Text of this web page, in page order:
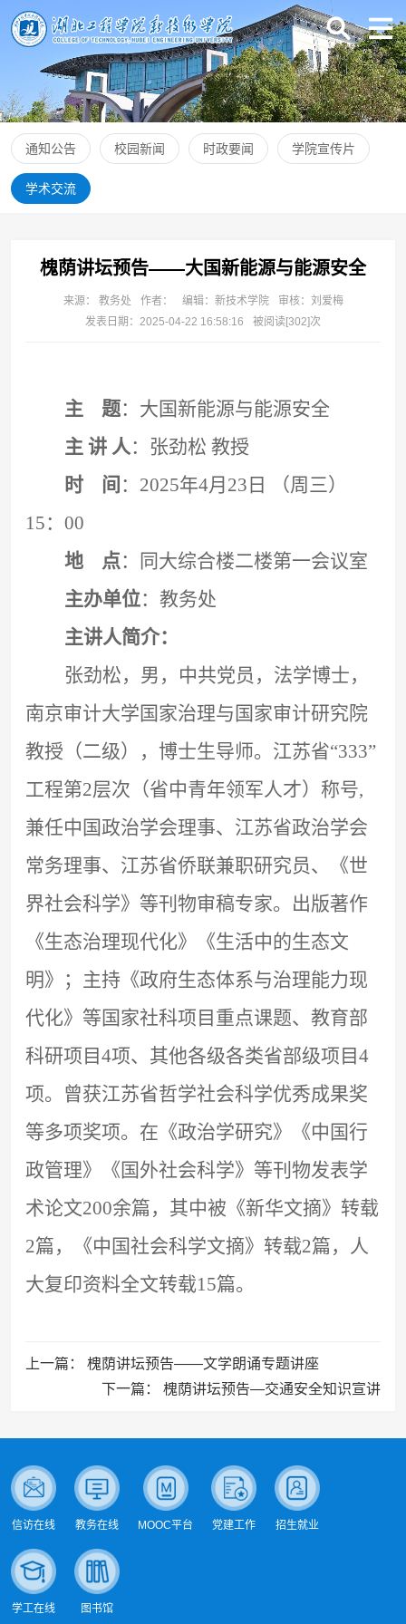
通知公告 校园新闻 时政要闻 学院宣传片
学术交流
槐荫讲坛预告——大国新能源与能源安全
来源： 教务处 作者： 编辑：新技术学院
审核：刘爱梅
发表日期：2025-04-22 16:58:16
被阅读[302]次
主 题：大国新能源与能源安全
主 讲 人：张劲松 教授
时
间 ： 2025年4月23日 （周三）
15： 00
地
点：同大综合楼二楼第一会议室
主办单位：教务处
主讲人简介：
张劲松，男，中共党员，法学博士，
南京审计大学国家治理与国家审计研究院
教授 （二级） ，博士生导师。江苏省“333”
工程第2层次（省中青年领军人才）称号,
兼任中国政治学会理事、江苏省政治学会
常务理事、江苏省侨联兼职研究员、《世
界社会科学》等刊物审稿专家。出版著作
《生态治理现代化》《生活中的生态文
明》 ； 主持《政府生态体系与治理能力现
代化》等国家社科项目重点课题、教育部
科研项目 4项、其他各级各类省部级项目4
项。曾获江苏省哲学社会科学优秀成果奖
等多项奖项。在《政治学研究》《中国行
政管理》《国外社会科学》等刊物发表学
术论文200余篇，其中被《新华文摘》转载
2篇，《中国社会科学文摘》转载2篇，人
大复印资料全文转载15篇。
上一篇：
槐荫讲坛预告——文学朗诵专题讲座
下一篇：
槐荫讲坛预告—交通安全知识宣讲
信访在线 教务在线 MOOC平台 党建工作 招生就业
学工在线 图书馆